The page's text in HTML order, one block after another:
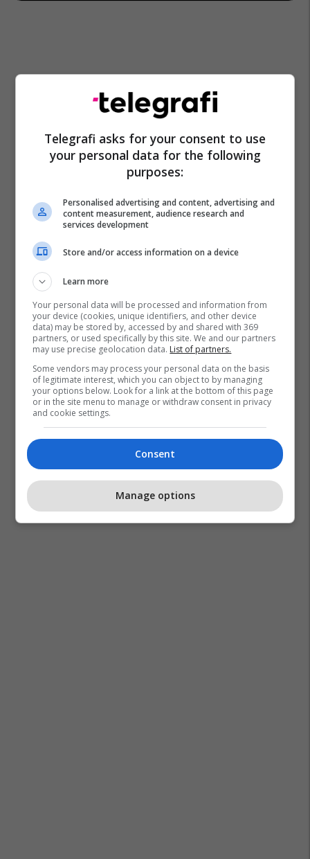
Telegrafi asks for your consent to use
your personal data for the following
purposes:
Personalised advertising and content, advertising and
content measurement, audience research and
services development
Store and/or access information on a device
Learn more
Your personal data will be processed and information from
your device (cookies, unique identifiers, and other device
data) may be stored by, accessed by and shared with 369
partners, or used specifically by this site. We and our partners
may use precise geolocation data. List of partners.
Some vendors may process your personal data on the basis
of legitimate interest, which you can object to by managing
your options below. Look for a link at the bottom of this page
or in the site menu to manage or withdraw consent in privacy
and cookie settings.
Consent
Manage options